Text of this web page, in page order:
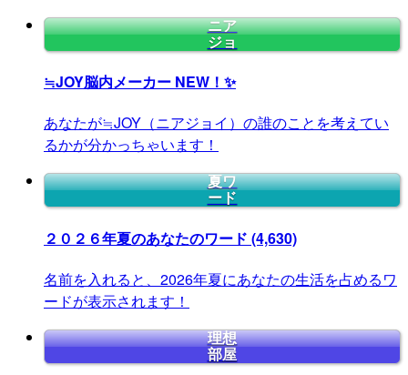
ニア
ジョ
≒JOY脳内メーカー NEW！✨
あなたが≒JOY（ニアジョイ）の誰のことを考えてい
るかが分かっちゃいます！
夏ワ
ード
２０２６年夏のあなたのワード (4,630)
名前を入れると、2026年夏にあなたの生活を占めるワ
ードが表示されます！
理想
部屋